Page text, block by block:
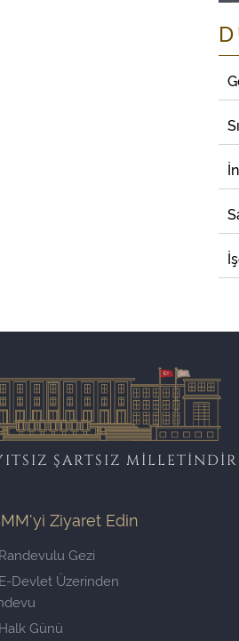
ŞARTSIZ MİLLETİNDİR
Ziyaret Edin
Randevulu Gezi
E-Devlet Üzerinden
Halk Günü